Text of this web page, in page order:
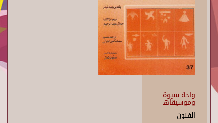
واحة سيوة
وموسيقاها
الفنون